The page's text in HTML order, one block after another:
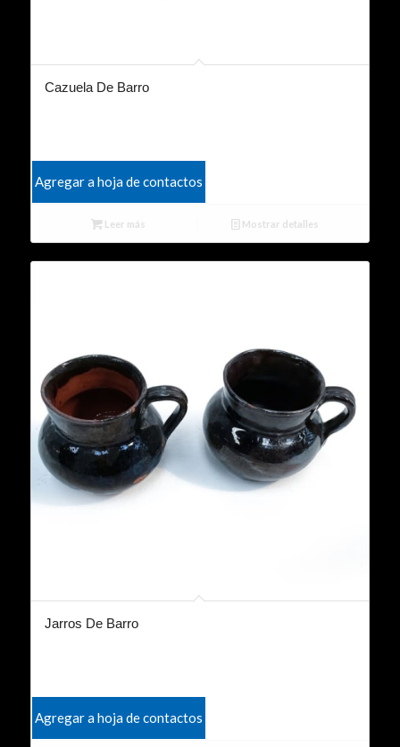
Cazuela De Barro
Agregar a hoja de contactos
Leer más Mostrar detalles
Jarros De Barro
Agregar a hoja de contactos